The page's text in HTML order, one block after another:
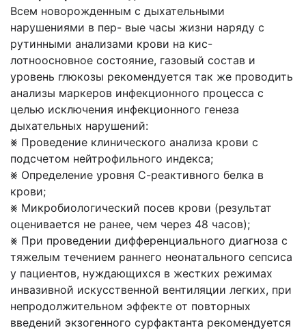
Всем новорожденным с дыхательными
нарушениями в пер- вые часы жизни наряду с
рутинными анализами крови на кис-
лотноосновное состояние, газовый состав и
уровень глюкозы рекомендуется так же проводить
анализы маркеров инфекционного процесса с
целью исключения инфекционного генеза
дыхательных нарушений:
⨳ Проведение клинического анализа крови с
подсчетом нейтрофильного индекса;
⨳ Определение уровня С-реактивного белка в
крови;
⨳ Микробиологический посев крови (результат
оценивается не ранее, чем через 48 часов);
⨳ При проведении дифференциального диагноза с
тяжелым течением раннего неонатального сепсиса
у пациентов, нуждающихся в жестких режимах
инвазивной искусственной вентиляции легких, при
непродолжительном эффекте от повторных
введений экзогенного сурфактанта рекомендуется